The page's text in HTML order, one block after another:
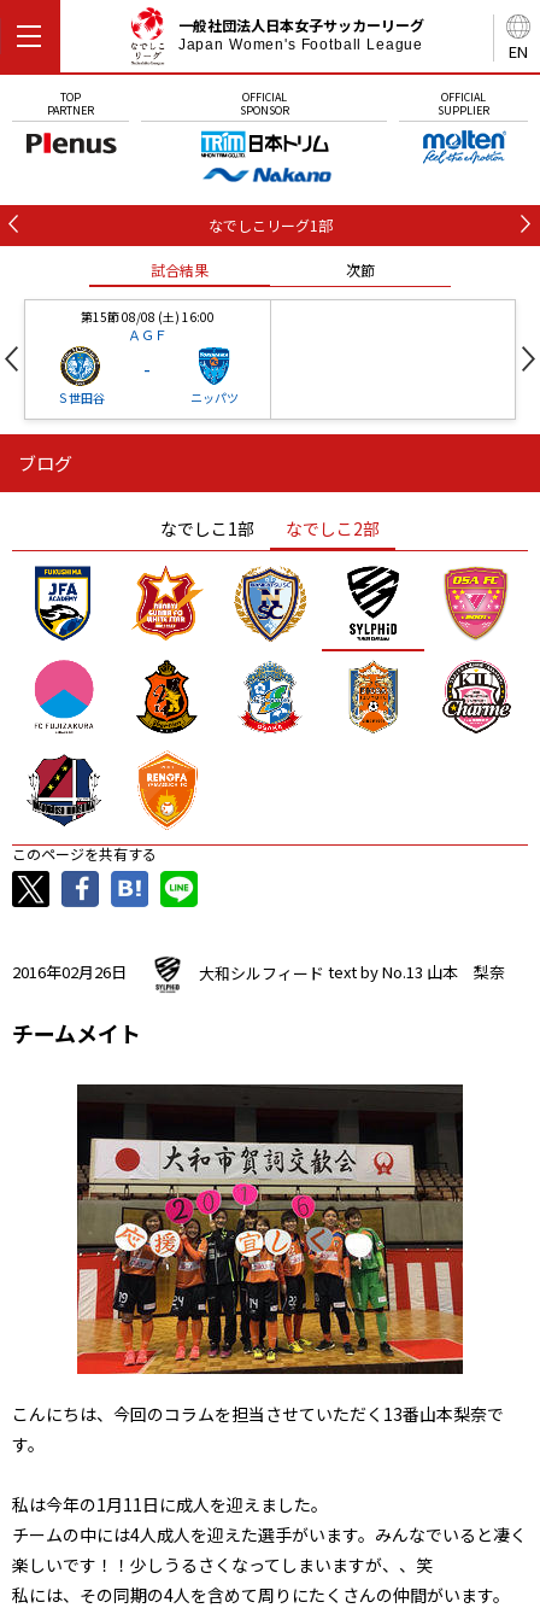
EN
一般社団法人日本女子サッカーリーグ
Japan Women's Football League
TOP
PARTNER
OFFICIAL
SPONSOR
OFFICIAL
SUPPLIER
なでしこリーグ1部
試合結果 次節
第15節 08/08 (土) 16:00
ＡＧＦ
Ｓ世田谷
-
ニッパツ
ニッパツ
ニッパツ 名古屋
石人の星
静岡 愛媛Ｌ
ブログ
なでしこ1部 なでしこ2部
このページを共有する
2016年02月26日 大和シルフィード text by No.13 山本 梨奈
チームメイト
こんにちは、今回のコラムを担当させていただく13番山本梨奈で
す。
私は今年の1月11日に成人を迎えました。
チームの中には4人成人を迎えた選手がいます。みんなでいると凄く
楽しいです！！少しうるさくなってしまいますが、、笑
私には、その同期の4人を含めて周りにたくさんの仲間がいます。